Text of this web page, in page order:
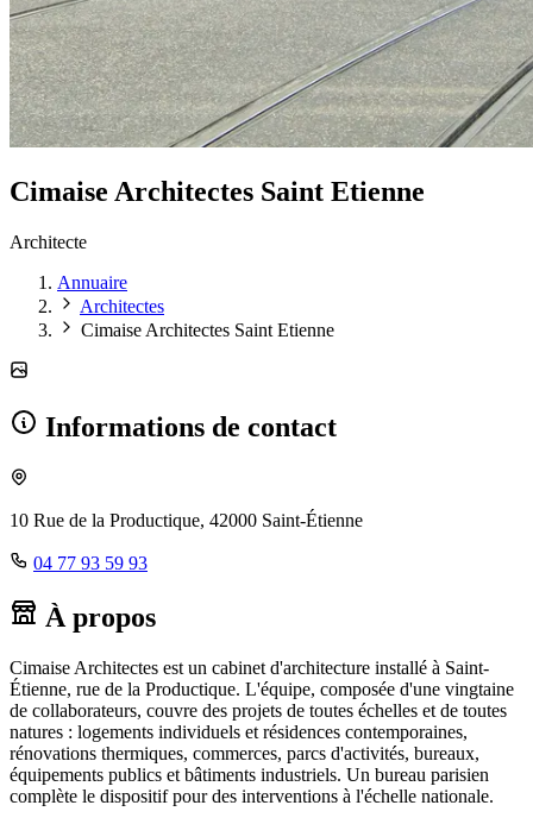
Cimaise Architectes Saint Etienne
Architecte
Annuaire
Architectes
Cimaise Architectes Saint Etienne
Informations de contact
10 Rue de la Productique, 42000 Saint-Étienne
04 77 93 59 93
À propos
Cimaise Architectes est un cabinet d'architecture installé à Saint-
Étienne, rue de la Productique. L'équipe, composée d'une vingtaine
de collaborateurs, couvre des projets de toutes échelles et de toutes
natures : logements individuels et résidences contemporaines,
rénovations thermiques, commerces, parcs d'activités, bureaux,
équipements publics et bâtiments industriels. Un bureau parisien
complète le dispositif pour des interventions à l'échelle nationale.